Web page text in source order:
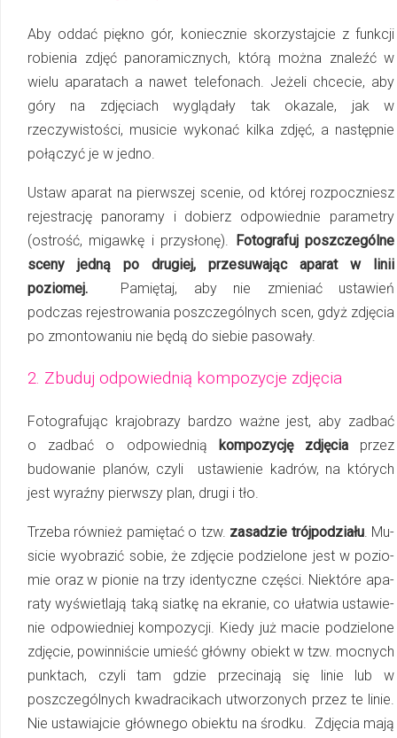
Aby oddać piękno gór, koniecznie skorzystajcie z funkcji
robienia zdjęć panoramicznych, którą można znaleźć w
wielu aparatach a nawet telefonach. Jeżeli chcecie, aby
góry na zdjęciach wyglądały tak okazale, jak w
rzeczywistości, musicie wykonać kilka zdjęć, a następnie
połączyć je w jedno.
Ustaw aparat na pierwszej scenie, od której rozpoczniesz
rejestrację panoramy i do­bierz odpowiednie parametry
(ostrość, migawkę i przysłonę).
Fotografuj po­szcze­gól­ne
sceny jedną po drugiej, przesuwając aparat w linii
poziomej. Pamiętaj, aby nie zmieniać ustawień
podczas rejestrowania poszczególnych scen, gdyż zdjęcia
po zmon­to­wa­niu nie będą do siebie pasowały.
2. Zbuduj odpowiednią kompozycje zdjęcia
Fotografując krajobrazy bardzo ważne jest, aby zadbać
o zadbać o od­po­wied­nią kom­po­zy­cję zdjęciaprzez
budowanie planów, czyli ustawienie kadrów, na których
jest wyraźny pierwszy plan, drugi i tło.
Trzeba również pamiętać o tzw. za­sa­dzie trój­­po­­dzia­­łu. Mu­
si­cie wy­ob­ra­zić sobie, że zdjęcie po­dzie­lo­ne jest w po­zio­
mie oraz w pio­nie na trzy identyczne czę­ści. Nie­któ­re apa­
ra­ty wyś­wiet­lają ta­ką siat­kę na ekra­nie, co uła­twia usta­wie­
nie odpo­wied­niej kom­po­zy­cji. Kiedy już macie podzielone
zdjęcie, powinniście umieść główny obiekt w tzw. mocnych
punktach, czyli tam gdzie przecinają się linie lub w
poszczególnych kwa­dra­ci­kach utworzonych przez te linie.
Nie ustawiajcie głównego obiektu na środku. Zdjęcia mają